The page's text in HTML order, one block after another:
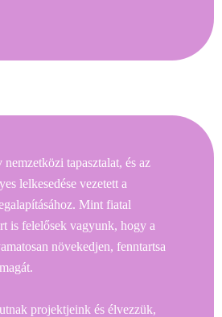
tapasztalat, és az
lelkesedése vezetett a
Mint fiatal
is felelősek vagyunk, hogy a
növekedjen, fenntartsa
projektjeink és élvezzük,